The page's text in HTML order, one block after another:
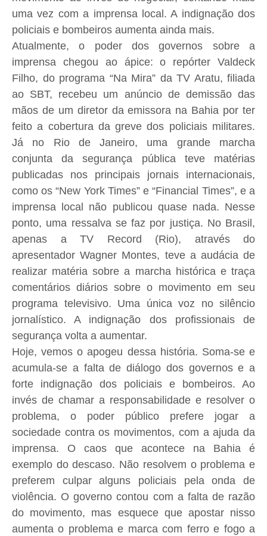
uma vez com a imprensa local. A indignação dos
policiais e bombeiros aumenta ainda mais.
Atualmente, o poder dos governos sobre a
imprensa chegou ao ápice: o repórter Valdeck
Filho, do programa “Na Mira” da TV Aratu, filiada
ao SBT, recebeu um anúncio de demissão das
mãos de um diretor da emissora na Bahia por ter
feito a cobertura da greve dos policiais militares.
Já no Rio de Janeiro, uma grande marcha
conjunta da segurança pública teve matérias
publicadas nos principais jornais internacionais,
como os “New York Times” e “Financial Times”, e a
imprensa local não publicou quase nada. Nesse
ponto, uma ressalva se faz por justiça. No Brasil,
apenas a TV Record (Rio), através do
apresentador Wagner Montes, teve a audácia de
realizar matéria sobre a marcha histórica e traça
comentários diários sobre o movimento em seu
programa televisivo. Uma única voz no silêncio
jornalístico. A indignação dos profissionais de
segurança volta a aumentar.
Hoje, vemos o apogeu dessa história. Soma-se e
acumula-se a falta de diálogo dos governos e a
forte indignação dos policiais e bombeiros. Ao
invés de chamar a responsabilidade e resolver o
problema, o poder público prefere jogar a
sociedade contra os movimentos, com a ajuda da
imprensa. O caos que acontece na Bahia é
exemplo do descaso. Não resolvem o problema e
preferem culpar alguns policiais pela onda de
violência. O governo contou com a falta de razão
do movimento, mas esquece que apostar nisso
aumenta o problema e marca com ferro e fogo a